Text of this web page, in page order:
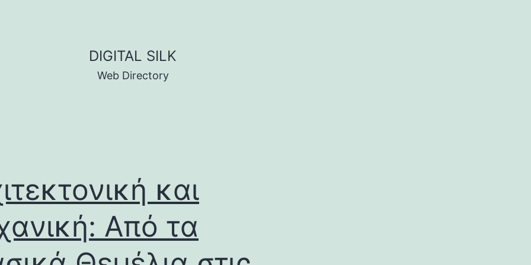
DIGITAL SILK
Web Directory
και
Από τα